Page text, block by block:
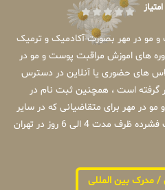
و مو در مهر بصورت آکادمیک و ترمیک
های اموزش مراقبت پوست و مو در
های حضوری یا آنلاین در دسترس
گرفته است ، همچنین ثبت نام در
در مهر برای متقاضیانی که در سایر
شهر ها و استان ها هستند بصورت فشرده ظرف مدت 4 الی 6 روز در تهران
/ مدرک بین المللی